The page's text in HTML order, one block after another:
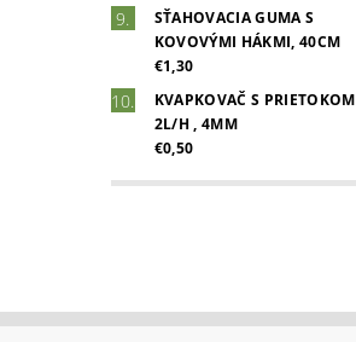
SŤAHOVACIA GUMA S
KOVOVÝMI HÁKMI, 40CM
€1,30
KVAPKOVAČ S PRIETOKOM
2L/H , 4MM
€0,50